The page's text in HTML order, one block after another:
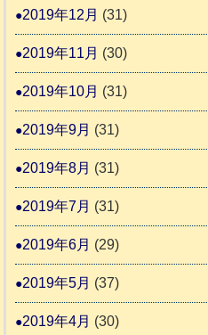
2019年12月 (31)
2019年11月 (30)
2019年10月 (31)
2019年9月 (31)
2019年8月 (31)
2019年7月 (31)
2019年6月 (29)
2019年5月 (37)
2019年4月 (30)